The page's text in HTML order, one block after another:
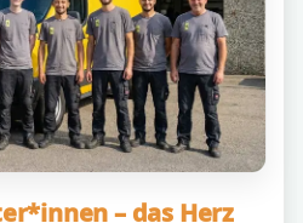
– das Herz